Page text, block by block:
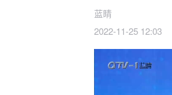
蓝睛
2022-11-25 12:03